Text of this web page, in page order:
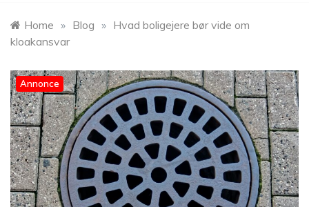
Home » Blog » Hvad boligejere bør vide om
kloakansvar
Annonce